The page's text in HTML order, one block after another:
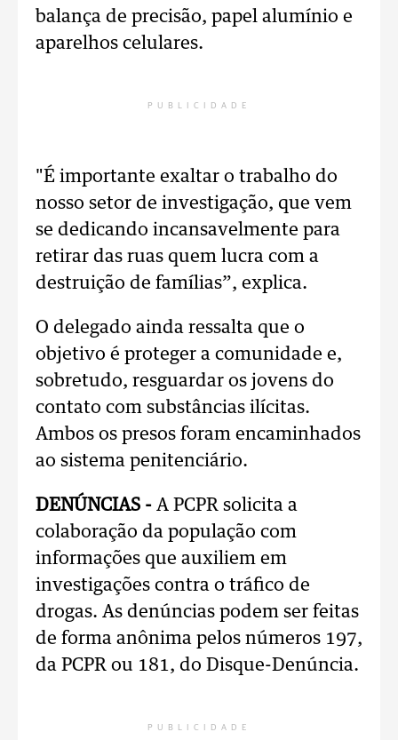
balança de precisão, papel alumínio e
aparelhos celulares.
PUBLICIDADE
"É importante exaltar o trabalho do
nosso setor de investigação, que vem
se dedicando incansavelmente para
retirar das ruas quem lucra com a
destruição de famílias”, explica.
O delegado ainda ressalta que o
objetivo é proteger a comunidade e,
sobretudo, resguardar os jovens do
contato com substâncias ilícitas.
Ambos os presos foram encaminhados
ao sistema penitenciário.
DENÚNCIAS - A PCPR solicita a
colaboração da população com
informações que auxiliem em
investigações contra o tráfico de
drogas. As denúncias podem ser feitas
de forma anônima pelos números 197,
da PCPR ou 181, do Disque-Denúncia.
PUBLICIDADE